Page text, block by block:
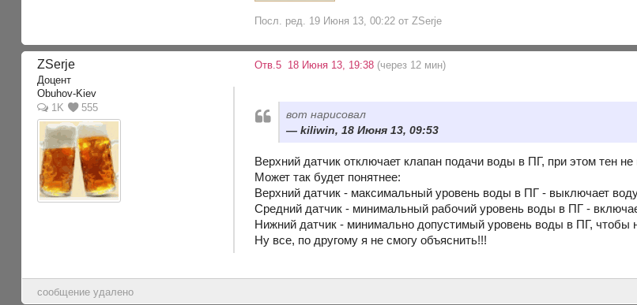
Посл. ред. 19 Июня 13, 00:22 от ZSerje
ZSerje
Доцент
Obuhov-Kiev
1K
555
Отв.5 18 Июня 13, 19:38 (через 12 мин)
вот нарисовал
kiliwin, 18 Июня 13, 09:53
Верхний датчик отключает клапан подачи воды в ПГ, при этом тен
Может так будет понятнее:
Верхний датчик - максимальный уровень воды в ПГ - выключает
Средний датчик - минимальный рабочий уровень воды в ПГ -
Нижний датчик - минимально допустимый уровень воды в ПГ, чтобы
Ну все, по другому я не смогу объяснить!!!
сообщение удалено